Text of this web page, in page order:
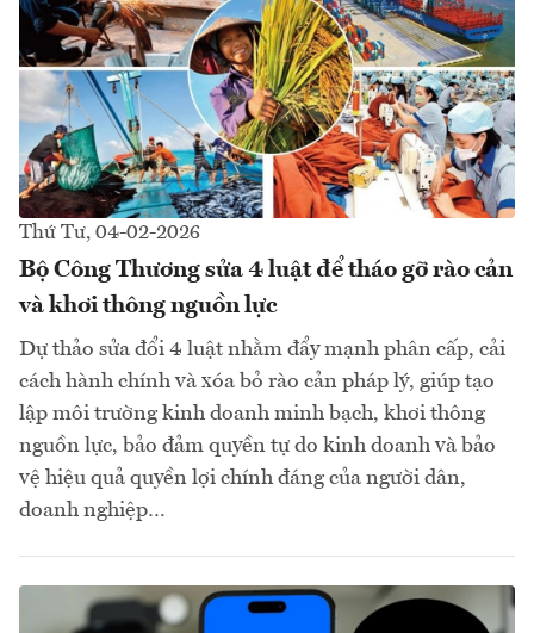
Thứ Tư, 04-02-2026
Bộ Công Thương sửa 4 luật để tháo gỡ rào cản
và khơi thông nguồn lực
Dự thảo sửa đổi 4 luật nhằm đẩy mạnh phân cấp, cải
cách hành chính và xóa bỏ rào cản pháp lý, giúp tạo
lập môi trường kinh doanh minh bạch, khơi thông
nguồn lực, bảo đảm quyền tự do kinh doanh và bảo
vệ hiệu quả quyền lợi chính đáng của người dân,
doanh nghiệp…